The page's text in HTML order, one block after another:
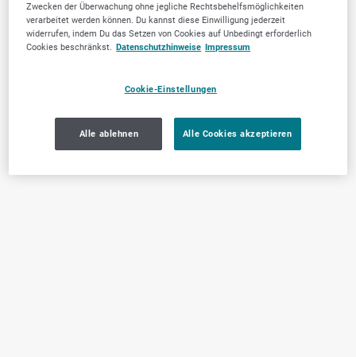
Zwecken der Überwachung ohne jegliche Rechtsbehelfsmöglichkeiten
verarbeitet werden können. Du kannst diese Einwilligung jederzeit
widerrufen, indem Du das Setzen von Cookies auf Unbedingt erforderlich
Cookies beschränkst. Datenschutzhinweise Impressum
Cookie-Einstellungen
Alle ablehnen Alle Cookies akzeptieren